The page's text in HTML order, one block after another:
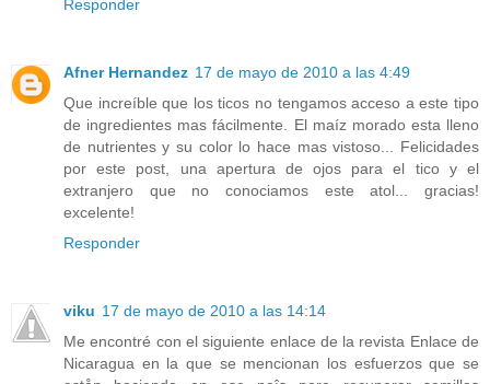
Responder
Afner Hernandez 17 de mayo de 2010 a las 4:49
Que increíble que los ticos no tengamos acceso a este tipo
de ingredientes mas fácilmente. El maíz morado esta lleno
de nutrientes y su color lo hace mas vistoso... Felicidades
por este post, una apertura de ojos para el tico y el
extranjero que no conociamos este atol... gracias!
excelente!
Responder
viku 17 de mayo de 2010 a las 14:14
Me encontré con el siguiente enlace de la revista Enlace de
Nicaragua en la que se mencionan los esfuerzos que se